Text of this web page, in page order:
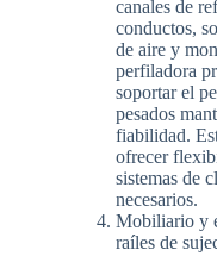
canales de
conductos,
de aire y
perfiladora
soportar el
pesados
fiabilidad.
ofrecer
sistemas de
necesarios.
Mobiliario y
raíles de